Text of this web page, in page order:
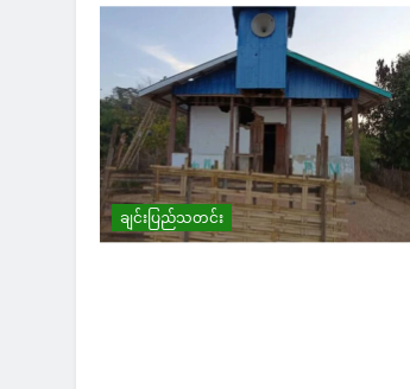
ချင်းပြည်သတင်း